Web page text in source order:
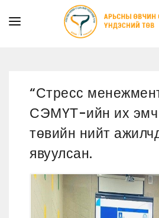
ХУУЛЬ ЭРХ ЗҮЙ
МЭДЭЭ
“Стресс
СЭМҮТ-ийн их эмч
төвийн нийт
явуулсан.